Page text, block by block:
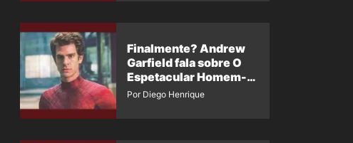
Finalmente? Andrew
Garfield fala sobre O
Espetacular Homem-
Aranha 3
Por Diego Henrique